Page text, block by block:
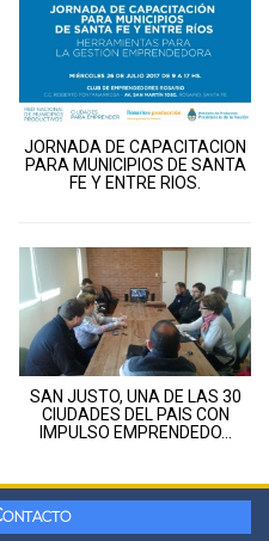
JORNADA DE CAPACITACION
PARA MUNICIPIOS DE SANTA
FE Y ENTRE RIOS.
SAN JUSTO, UNA DE LAS 30
CIUDADES DEL PAIS CON
IMPULSO EMPRENDEDO...